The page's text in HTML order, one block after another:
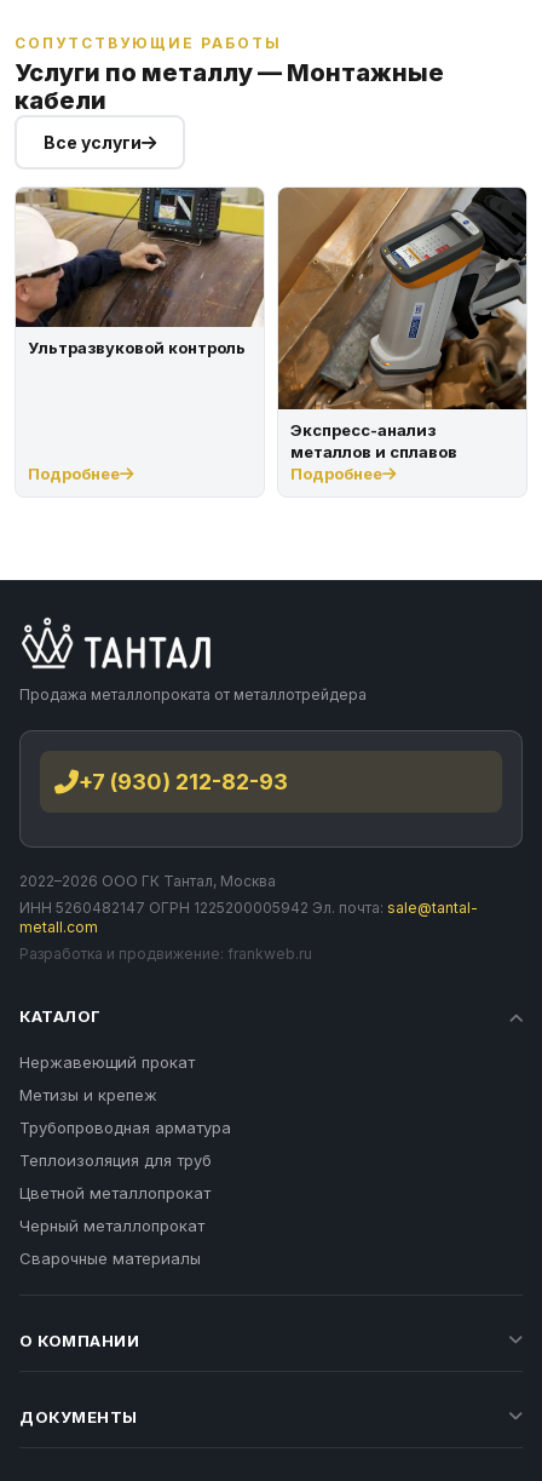
СОПУТСТВУЮЩИЕ РАБОТЫ
Услуги по металлу — Монтажные
кабели
Все услуги
Ультразвуковой контроль
Подробнее
Экспресс-анализ
металлов и сплавов
Подробнее
Продажа металлопроката от металлотрейдера
+7 (930) 212-82-93
2022–2026 ООО ГК Тантал, Москва
ИНН 5260482147 ОГРН 1225200005942 Эл. почта: sale@tantal-
metall.com
Разработка и продвижение: frankweb.ru
КАТАЛОГ
Нержавеющий прокат
Метизы и крепеж
Трубопроводная арматура
Теплоизоляция для труб
Цветной металлопрокат
Черный металлопрокат
Сварочные материалы
О КОМПАНИИ
ДОКУМЕНТЫ